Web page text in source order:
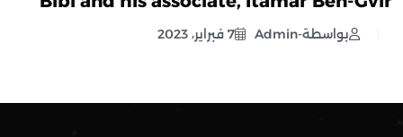
بواسطة-Admin 7 فبراير، 2023